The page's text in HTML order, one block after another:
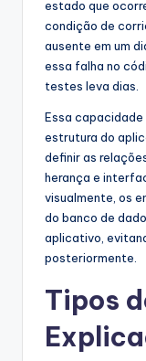
estado que
condição de
ausente em um
essa falha no
testes leva dias.
Essa
estrutura do
definir as
herança e
visualmente, os
do banco de
aplicativo,
posteriormente.
Tipos